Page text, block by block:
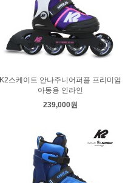
K2스케이트 안나주니어퍼플 프리미엄
아동용 인라인
239,000원